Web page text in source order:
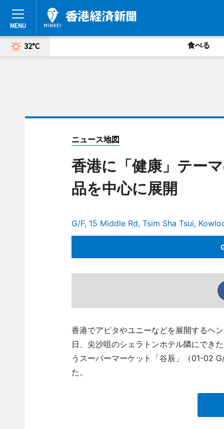
32°C 食べる
ニュース地図
香港に「健康」テー
品を中心に展開
G/F, 15 Middle Rd, Tsim Sha Tsui,
香港でアピタやユニーなどを展開するヘ
日、尖沙咀のシェラトンホテル隣にでき
うスーパーマーケット「谷辰」（01-02
た。